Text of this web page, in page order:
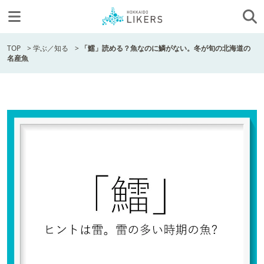
TOP >学ぶ／知る > 「鱩」読める？魚なのに鱗がない。冬が旬の北海道の
名産魚